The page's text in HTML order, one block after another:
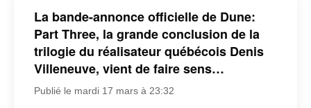
La bande-annonce officielle de Dune:
Part Three, la grande conclusion de la
trilogie du réalisateur québécois Denis
Villeneuve, vient de faire sens…
Publié le mardi 17 mars à 23:32